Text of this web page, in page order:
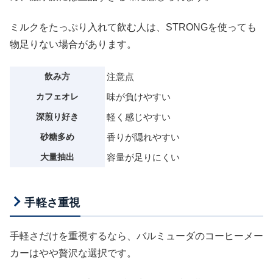
ミルクをたっぷり入れて飲む人は、STRONGを使っても
物足りない場合があります。
飲み方 注意点
カフェオレ 味が負けやすい
深煎り好き 軽く感じやすい
砂糖多め 香りが隠れやすい
大量抽出 容量が足りにくい
手軽さ重視
手軽さだけを重視するなら、バルミューダのコーヒーメー
カーはやや贅沢な選択です。